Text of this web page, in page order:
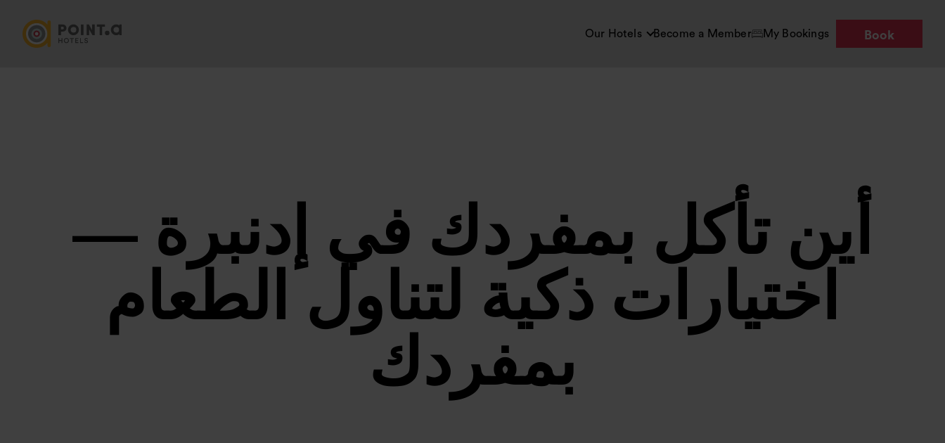
Our Hotels Become a Member My Bookings Book
أين تأكل بمفردك في إدنبرة —
اختيارات ذكية لتناول الطعام
بمفردك